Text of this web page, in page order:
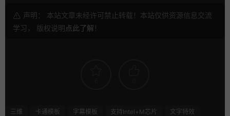
声明： 本站文章未经许可禁止转载！本站仅供资源信息交流
学习， 版权说明点此了解 ！
三维 卡通模板 字幕模板 支持Intel+M芯片
文字特效